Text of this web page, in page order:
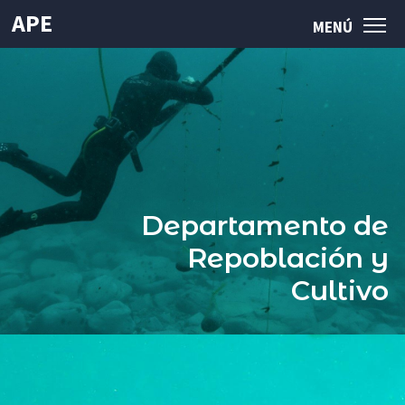
APE MENÚ
MENÚ
Sembrando el
Mar
de Chile
INICIO
APE
QUIÉNES SOMOS
LÍNEAS DE INVESTIGACIÓN APE
PUBLICACIONES
NOTICIAS
Departamento de
Repoblación y
Cultivo